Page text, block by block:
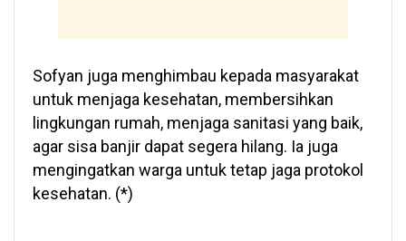
Sofyan juga menghimbau kepada masyarakat
untuk menjaga kesehatan, membersihkan
lingkungan rumah, menjaga sanitasi yang baik,
agar sisa banjir dapat segera hilang. Ia juga
mengingatkan warga untuk tetap jaga protokol
kesehatan. (*)